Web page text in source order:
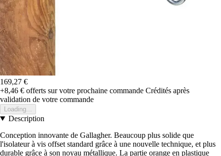
169,27 €
+8,46 € offerts sur votre prochaine commande Crédités après
validation de votre commande
Loading...
Description
Conception innovante de Gallagher. Beaucoup plus solide que
l'isolateur à vis offset standard grâce à une nouvelle technique, et plus
durable grâce à son noyau métallique. La partie orange en plastique